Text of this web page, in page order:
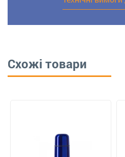
Схожі товари